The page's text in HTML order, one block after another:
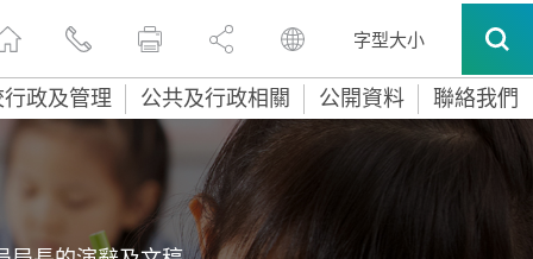
字型大小
政及管理 公共及行政相關 公開資料 聯絡我們